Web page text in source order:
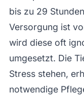
bis zu 29
Versorgung ist
wird diese oft
umgesetzt. Die
Stress stehen,
notwendige